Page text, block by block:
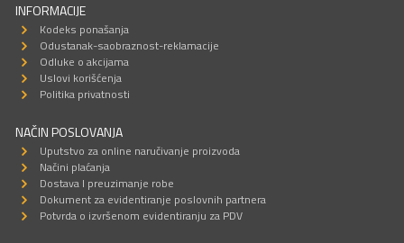
INFORMACIJE
Kodeks ponašanja
Odustanak-saobraznost-reklamacije
Odluke o akcijama
Uslovi korišćenja
Politika privatnosti
NAČIN POSLOVANJA
Uputstvo za online naručivanje proizvoda
Načini plaćanja
Dostava I preuzimanje robe
Dokument za evidentiranje poslovnih partnera
Potvrda o izvršenom evidentiranju za PDV